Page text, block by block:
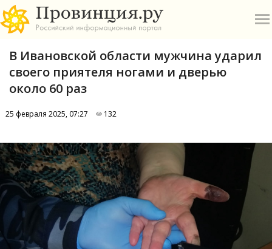
А
Б
В
П
Р
В Ивановской области мужчина ударил
своего приятеля ногами и дверью
около 60 раз
25 февраля 2025, 07:27 132